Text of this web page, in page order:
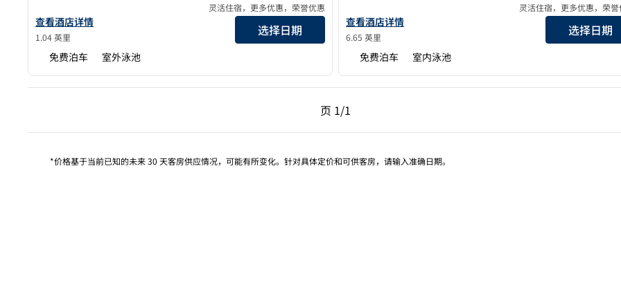
查看华尔道夫多哈露赛尔酒店的详细信息
查看酒店详情
1.04 英里
灵活住宿，更多优惠，荣誉优惠
选择日期
免费泊车 室外泳池
查看华尔道夫多哈西湾酒店的详细信息
查看酒店详情
6.65 英里
灵活住宿，更多优惠，荣
选择日期
免费泊车 室内泳池
页 1/1
上一页，第 1页，共 1 页
页 1/1
*价格基于当前已知的未来 30 天客房供应情况，可能有所变化。针对具体定价和可供客房，请输入准确日期。